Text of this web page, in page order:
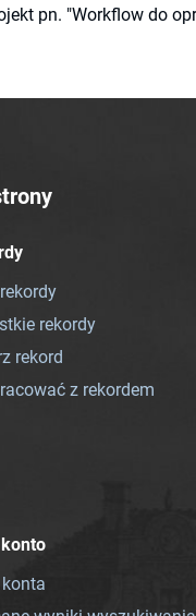
pn. "Workflow do
rekordy
rekord
z rekordem